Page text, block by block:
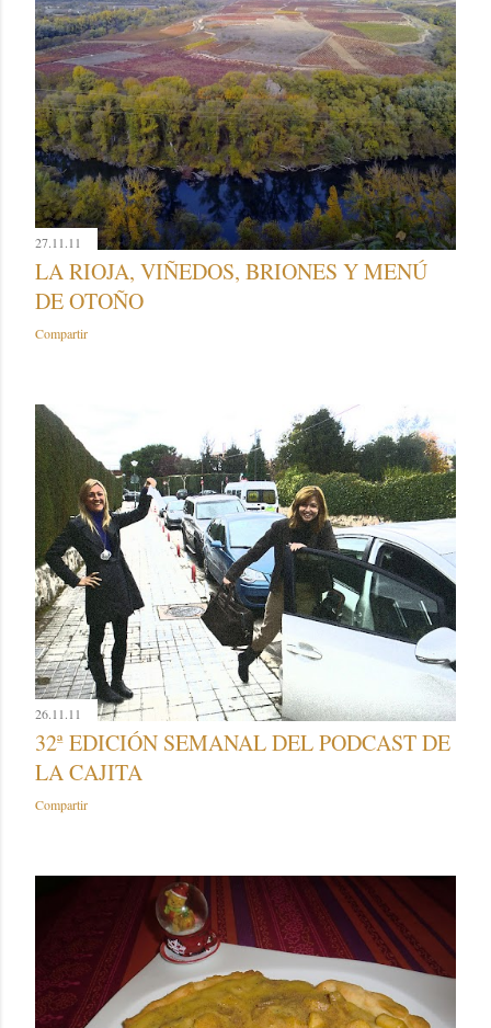
27.11.11
LA RIOJA, VIÑEDOS, BRIONES Y MENÚ
DE OTOÑO
Compartir
26.11.11
32ª EDICIÓN SEMANAL DEL PODCAST DE
LA CAJITA
Compartir